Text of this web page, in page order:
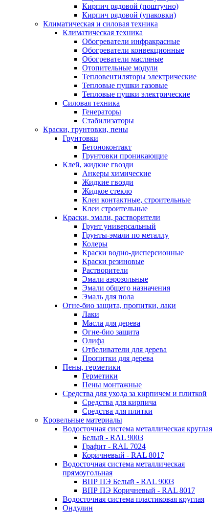
Кирпич рядовой (поштучно)
Кирпич рядовой (упаковки)
Климатическая и силовая техника
Климатическая техника
Обогреватели инфракрасные
Обогреватели конвекционные
Обогреватели масляные
Отопительные модули
Тепловентиляторы электрические
Тепловые пушки газовые
Тепловые пушки электрические
Силовая техника
Генераторы
Стабилизаторы
Краски, грунтовки, пены
Грунтовки
Бетоноконтакт
Грунтовки проникающие
Клей, жидкие гвозди
Анкеры химические
Жидкие гвозди
Жидкое стекло
Клеи контактные, строительные
Клеи строительные
Краски, эмали, растворители
Грунт универсальный
Грунты-эмали по металлу
Колеры
Краски водно-дисперсионные
Краски резиновые
Растворители
Эмали аэрозольные
Эмали общего назначения
Эмаль для пола
Огне-био защита, пропитки, лаки
Лаки
Масла для дерева
Огне-био защита
Олифа
Отбеливатели для дерева
Пропитки для дерева
Пены, герметики
Герметики
Пены монтажные
Средства для ухода за кирпичем и плиткой
Средства для кирпича
Средства для плитки
Кровельные материалы
Водосточная система металлическая круглая
Белый - RAL 9003
Графит - RAL 7024
Коричневый - RAL 8017
Водосточная система металлическая
прямоугольная
ВПР ПЭ Белый - RAL 9003
ВПР ПЭ Коричневый - RAL 8017
Водосточная система пластиковая круглая
Ондулин